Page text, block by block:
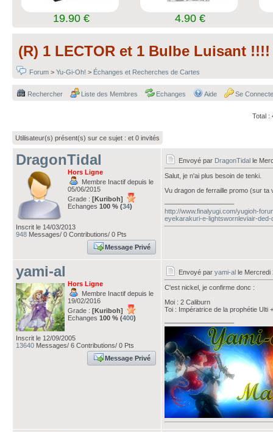
19.90 € 4.90 €
(R) 1 LECTOR et 1 Bulbe Luisant
Forum > Yu-Gi-Oh! > Échanges et Recherches de Cartes
Rechercher Liste des Membres Echanges Aide Se
Total :
Utilisateur(s) présent(s) sur ce sujet : et 0 invités
DragonTidal
Hors Ligne
Membre Inactif depuis le
05/06/2015
Grade : [Kuriboh]
Echanges 100 % (34)
Inscrit le 14/03/2013
948 Messages/ 0 Contributions/ 0 Pts
Message Privé
Envoyé par DragonTidal le
Salut, je n'ai plus besoin de tenki.
Vu dragon de ferraille promo (sur ta
http://www.finalyugi.com/yugioh-
eyekarakuri-e-lightswornleviair-ded-
yami-al
Hors Ligne
Membre Inactif depuis le
19/02/2016
Grade : [Kuriboh]
Echanges 100 % (400)
Inscrit le 12/09/2005
13640 Messages/ 6 Contributions/ 0 Pts
Message Privé
Envoyé par yami-al le Mercredi
C'est nickel, je confirme donc :
Moi : 2 Caliburn
Toi : Impératrice de la prophétie Ulti